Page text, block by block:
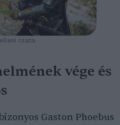
csata.
vége és
Gaston Phoebus